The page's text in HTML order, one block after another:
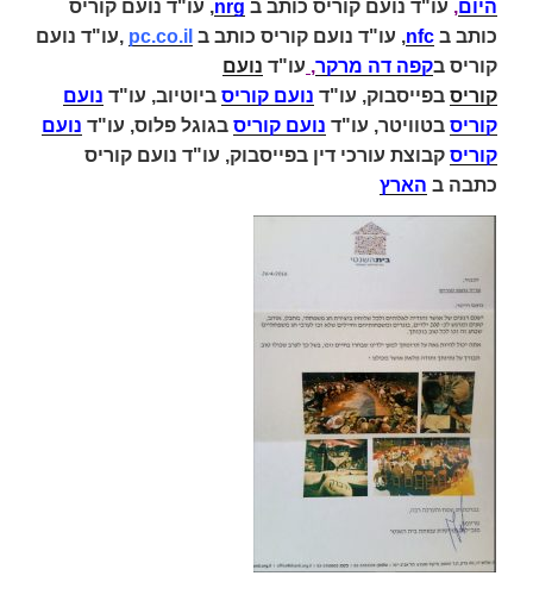
היום, עו"ד נועם קוריס כותב ב nrg, עו"ד נועם קוריס
כותב ב nfc
, עו"ד נועם קוריס כותב ב pc.co.il
,עו"ד נועם
קוריס בקפה דה מרקר, עו"ד נועם
קוריס בפייסבוק, עו"ד נועם קוריס ביוטיוב, עו"ד נועם
קוריס בטוויטר, עו"ד נועם קוריס בגוגל פלוס, עו"ד נועם
קוריס קבוצת עורכי דין בפייסבוק, עו"ד נועם קוריס
כתבה ב הארץ